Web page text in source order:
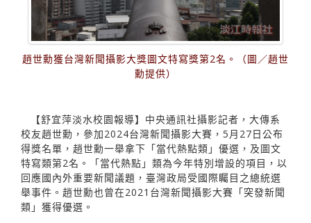
趙世勳獲台灣新聞攝影大獎圖文特寫獎第2名。（圖／趙世
勳提供）
【舒宜萍淡水校園報導】中央通訊社攝影記者，大傳系
校友趙世勳，參加2024台灣新聞攝影大賽，5月27日公布
得獎名單，趙世勳一舉拿下「當代熱點類」優選，及圖文
特寫類第2名。「當代熱點」類為今年特別增設的項目，以
回應國內外重要新聞議題，臺灣政局受國際矚目之總統選
舉事件。趙世勳也曾在2021台灣新聞攝影大賽「突發新聞
類」獲得優選。